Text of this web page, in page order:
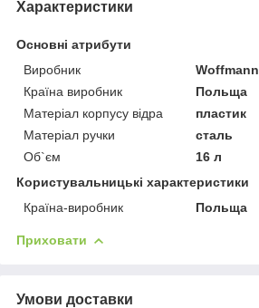
Характеристики
Основні атрибути
Виробник
Woffmann
Країна виробник
Польща
Матеріал корпусу відра
пластик
Матеріал ручки
сталь
Об`єм
16 л
Користувальницькі характеристики
Країна-виробник
Польща
Приховати
Умови доставки